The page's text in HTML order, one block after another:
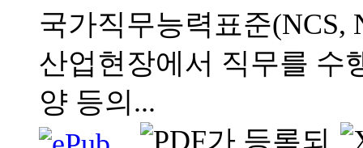
국가직무능력표준(NCS,
산업현장에서 직무를 수
양 등의...